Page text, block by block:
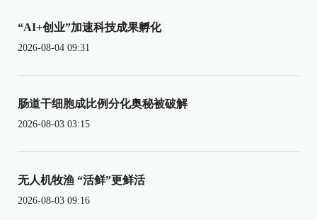
“AI+创业”加速科技成果孵化
2026-08-04 09:31
肠道干细胞成比例分化奥秘被破解
2026-08-03 03:15
无人机牧渔 “活鲜”更鲜活
2026-08-03 09:16